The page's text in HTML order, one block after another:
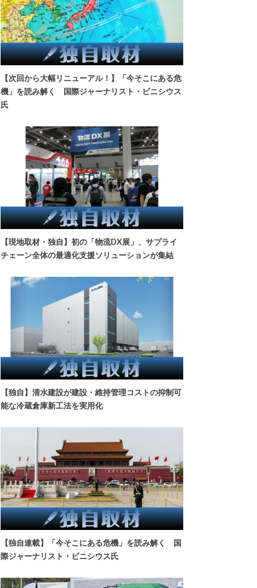
【次回から大幅リニューアル！】「今そこにある危
機」を読み解く 国際ジャーナリスト・ビニシウス
氏
【現地取材・独自】初の「物流DX展」、サプライ
チェーン全体の最適化支援ソリューションが集結
【独自】清水建設が建設・維持管理コストの抑制可
能な冷蔵倉庫新工法を実用化
【独自連載】「今そこにある危機」を読み解く 国
際ジャーナリスト・ビニシウス氏